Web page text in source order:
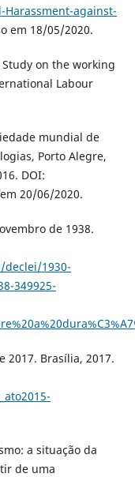
against-
em 18/05/2020.
Study on the working
Labour
mundial de
Porto Alegre,
DOI:
20/06/2020.
de 1938.
1930-
349925-
2017. Brasília, 2017.
a situação da
de uma